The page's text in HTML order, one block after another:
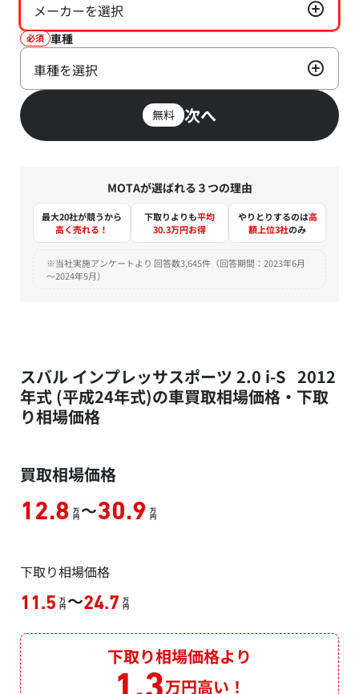
メーカーを選択
必須 車種
車種を選択
無料 次へ
MOTAが選ばれる３つの理由
最大20社が競うから
高く売れる！
下取りよりも平均
30.3万円お得
やりとりするのは高
額上位3社のみ
※当社実施アンケートより 回答数3,645件（回答期間：2023年6月
～2024年5月）
スバル インプレッサスポーツ 2.0 i-S 2012
年式 (平成24年式)の車買取相場価格・下取
り相場価格
買取相場価格
12.8 万
円 ～30.9 万
円
下取り相場価格
11.5 万
円 ～24.7 万
円
下取り相場価格より
万円高い！